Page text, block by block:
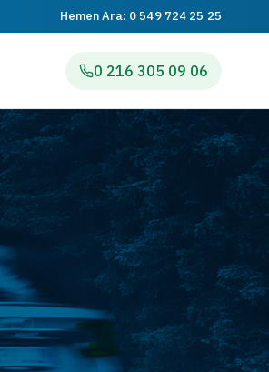
Hemen Ara: 0 549 724 25 25
0 216 305 09 06